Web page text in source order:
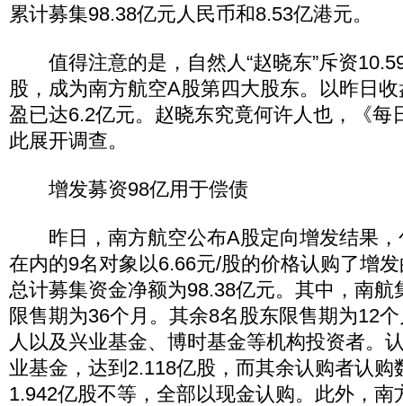
累计募集98.38亿元人民币和8.53亿港元。
值得注意的是，自然人“赵晓东”斥资
股，成为南方航空A股第四大股东。以昨日
盈已达6.2亿元。赵晓东究竟何许人也，《每
此展开调查。
增发募资98亿用于偿债
昨日，南方航空公布A股定向增发结果，
在内的9名对象以6.66元/股的价格认购了增
总计募集资金净额为98.38亿元。其中，南航
限售期为36个月。其余8名股东限售期为12
人以及兴业基金、博时基金等机构投资者。
业基金，达到2.118亿股，而其余认购者认购
1.942亿股不等，全部以现金认购。此外，南